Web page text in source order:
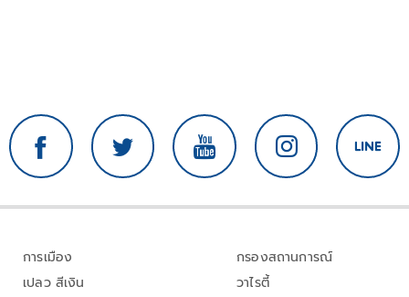
การเมือง
เปลว สีเงิน
กรองสถานการณ์
วาไรตี้